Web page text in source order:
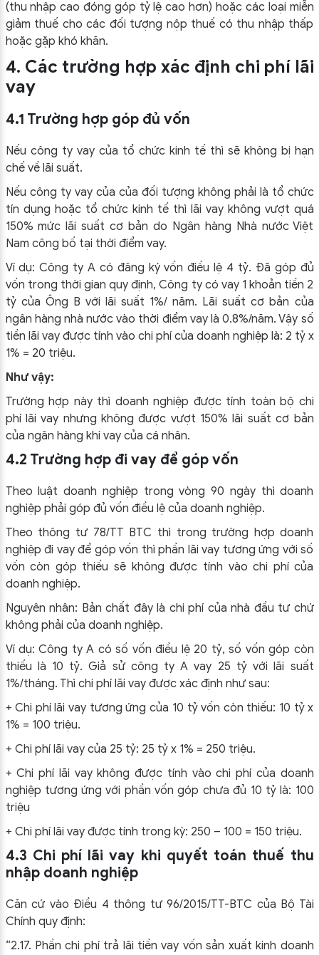
(thu nhập cao đóng góp tỷ lệ cao hơn) hoặc các loại miễn
giảm thuế cho các đối tượng nộp thuế có thu nhập thấp
hoặc gặp khó khăn.
4. Các trường hợp xác định chi phí lãi
vay
4.1 Trường hợp góp đủ vốn
Nếu công ty vay của tổ chức kinh tế thì sẽ không bị hạn
chế về lãi suất.
Nếu công ty vay của của đối tượng không phải là tổ chức
tín dụng hoặc tổ chức kinh tế thì lãi vay không vượt quá
150% mức lãi suất cơ bản do Ngân hàng Nhà nước Việt
Nam công bố tại thời điểm vay.
Ví dụ: Công ty A có đăng ký vốn điều lệ 4 tỷ. Đã góp đủ
vốn trong thời gian quy định, Công ty có vay 1 khoản tiền 2
tỷ của Ông B với lãi suất 1%/ năm. Lãi suất cơ bản của
ngân hàng nhà nước vào thời điểm vay là 0.8%/năm. Vậy số
tiền lãi vay được tính vào chi phí của doanh nghiệp là: 2 tỷ x
1% = 20 triệu.
Như vậy:
Trường hợp này thì doanh nghiệp được tính toàn bộ chi
phí lãi vay nhưng không được vượt 150% lãi suất cơ bản
của ngân hàng khi vay của cá nhân.
4.2 Trường hợp đi vay để góp vốn
Theo luật doanh nghiệp trong vòng 90 ngày thì doanh
nghiệp phải góp đủ vốn điều lệ của doanh nghiệp.
Theo thông tư 78/TT BTC thì trong trường hợp doanh
nghiệp đi vay để góp vốn thì phần lãi vay tương ứng với số
vốn còn góp thiếu sẽ không được tính vào chi phí của
doanh nghiệp.
Nguyên nhân: Bản chất đây là chi phí của nhà đầu tư chứ
không phải của doanh nghiệp.
Ví dụ: Công ty A có số vốn điều lệ 20 tỷ, số vốn góp còn
thiếu là 10 tỷ. Giả sử công ty A vay 25 tỷ với lãi suất
1%/tháng. Thì chi phí lãi vay được xác định như sau:
+ Chi phí lãi vay tương ứng của 10 tỷ vốn còn thiếu: 10 tỷ x
1% = 100 triệu.
+ Chi phí lãi vay của 25 tỷ: 25 tỷ x 1% = 250 triệu.
+ Chi phí lãi vay không được tính vào chi phí của doanh
nghiệp tương ứng với phần vốn góp chưa đủ 10 tỷ là: 100
triệu
+ Chi phí lãi vay được tính trong kỳ: 250 – 100 = 150 triệu.
4.3 Chi phí lãi vay khi quyết toán thuế thu
nhập doanh nghiệp
Căn cứ vào Điều 4 thông tư 96/2015/TT-BTC của Bộ Tài
Chính quy định:
“2.17. Phần chi phí trả lãi tiền vay vốn sản xuất kinh doanh